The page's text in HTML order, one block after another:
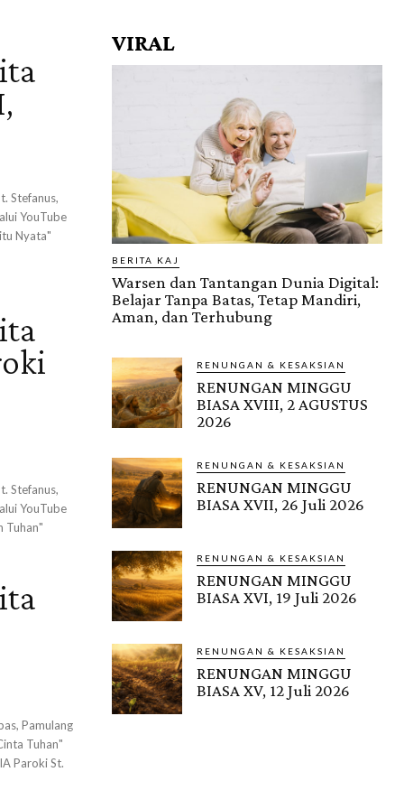
Stefanus,
YouTube
Nyata"
Stefanus,
YouTube
Tuhan"
Pamulang
Tuhan"
Paroki St.
VIRAL
BERITA KAJ
Warsen dan Tantangan Dunia Digital:
Belajar Tanpa Batas, Tetap Mandiri,
Aman, dan Terhubung
RENUNGAN & KESAKSIAN
RENUNGAN MINGGU
BIASA XVIII, 2 AGUSTUS
2026
RENUNGAN & KESAKSIAN
RENUNGAN MINGGU
BIASA XVII, 26 Juli 2026
RENUNGAN & KESAKSIAN
RENUNGAN MINGGU
BIASA XVI, 19 Juli 2026
RENUNGAN & KESAKSIAN
RENUNGAN MINGGU
BIASA XV, 12 Juli 2026